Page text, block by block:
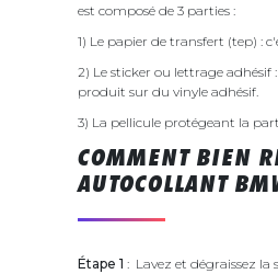
est composé de 3 parties :
1) Le papier de transfert (tep) :
2) Le sticker ou lettrage adhésif
produit sur du vinyle adhésif.
3) La pellicule protégeant la
COMMENT BIEN
AUTOCOLLANT
Étape 1 : Lavez et dégraissez